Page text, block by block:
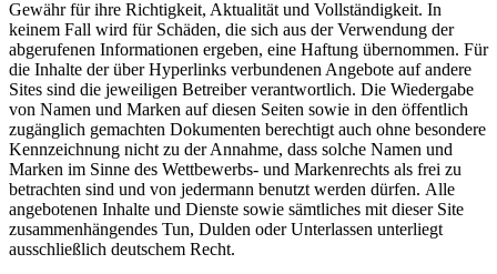
Gewähr für ihre Richtigkeit, Aktualität und Vollständigkeit. In
keinem Fall wird für Schäden, die sich aus der Verwendung der
abgerufenen Informationen ergeben, eine Haftung übernommen. Für
die Inhalte der über Hyperlinks verbundenen Angebote auf andere
Sites sind die jeweiligen Betreiber verantwortlich. Die Wiedergabe
von Namen und Marken auf diesen Seiten sowie in den öffentlich
zugänglich gemachten Dokumenten berechtigt auch ohne besondere
Kennzeichnung nicht zu der Annahme, dass solche Namen und
Marken im Sinne des Wettbewerbs- und Markenrechts als frei zu
betrachten sind und von jedermann benutzt werden dürfen. Alle
angebotenen Inhalte und Dienste sowie sämtliches mit dieser Site
zusammenhängendes Tun, Dulden oder Unterlassen unterliegt
ausschließlich deutschem Recht.